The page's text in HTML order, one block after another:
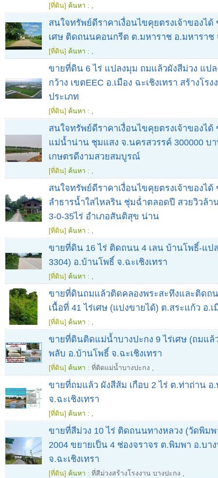
[ที่ดิน] ค้นหา :
สนใจทรัพย์ดีราคาเงื่อนไขคุยตรงเจ้าของไ
เศษ ติดถนนคอนกรีต ต.มหาราช อ.มหาราช
[ที่ดิน] ค้นหา :
ขายที่ดิน 6 ไร่ แปลงมุม ถมแล้วผังสีม่วง แป
กว้าง เขตEEC อ.เมือง ฉะเชิงเทรา สร้างโร
ประเภท
[ที่ดิน] ค้นหา :
สนใจทรัพย์ดีราคาเงื่อนไขคุยตรงเจ้าของไ
แม่น้ำน่าน ชุมแสง จ.นครสวรรค์ 300000 บ
เกษตรดีงามสวยสมบูรณ์
[ที่ดิน] ค้นหา :
สนใจทรัพย์ดีราคาเงื่อนไขคุยตรงเจ้าของไ
ลำธารน้ำใสไหลริน ชุ่มฉ่ำตลอดปี สวยวิวล้า
3-0-35ไร่ อำเภอสันติสุข น่าน
[ที่ดิน] ค้นหา :
ขายที่ดิน 16 ไร่ ติดถนน 4 เลน บ้านโพธิ์-แป
3304) อ.บ้านโพธิ์ จ.ฉะเชิงเทรา
[ที่ดิน] ค้นหา :
ขายที่ดินถมแล้วติดคลองพระสะทึงและติดถ
เนื้อที่ 41 ไร่เศษ (แบ่งขายได้) ต.สระแก้ว อ.เ
[ที่ดิน] ค้นหา :
ขายที่ดินติดแม่น้ำบางปะกง 9 ไร่เศษ (ถมแล้
พลับ อ.บ้านโพธิ์ จ.ฉะเชิงเทรา
[ที่ดิน] ค้นหา : ที่ติดแม่น้ำบางปะกง
ขายที่ถมแล้ว ผังสีส้ม เกือบ 2 ไร่ ต.ท่าถ่าน
จ.ฉะเชิงเทรา
[ที่ดิน] ค้นหา :
ขายที่สีม่วง 10 ไร่ ติดถนนทางหลวง (วัดพิมพ
2004 ขยายเป็น 4 ช่องจราจร ต.พิมพา อ.บา
จ.ฉะเชิงเทรา
[ที่ดิน] ค้นหา : ที่สีม่วงสร้างโรงงาน บางปะกง